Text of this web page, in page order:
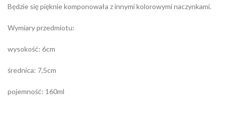
Będzie się pięknie komponowała z innymi kolorowymi naczynkami.
Wymiary przedmiotu:
wysokość: 6cm
średnica: 7,5cm
pojemność: 160ml